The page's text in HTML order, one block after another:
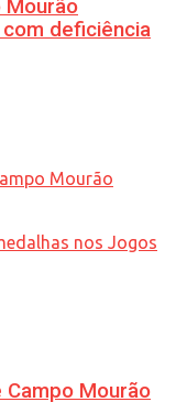
deficiência
Mourão
Mourão